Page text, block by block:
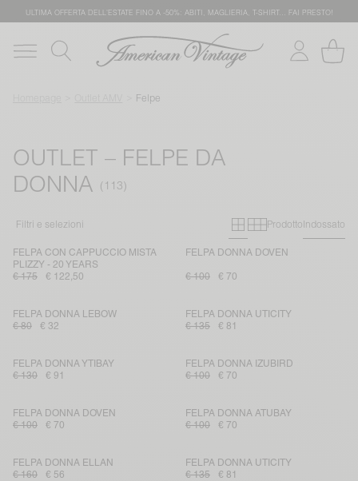
ULTIMA OFFERTA DELL'ESTATE FINO A -50%: ABITI, MAGLIERIA, T-SHIRT… FAI PRESTO!
Felpe
OUTLET – FELPE DA
DONNA
Filtri e selezioni Primary grid
Secondary
ProdottoIndossato
FELPA CON CAPPUCCIO MISTA
PLIZZY - 20 YEARS
€ 175
€ 122,50
FELPA DONNA DOVEN
€ 100 € 70
FELPA DONNA LEBOW
€ 80
€ 32
FELPA DONNA UTICITY
€ 135
€ 81
FELPA DONNA YTIBAY
€ 130
€ 91
FELPA DONNA IZUBIRD
€ 100
€ 70
FELPA DONNA DOVEN
€ 100
€ 70
FELPA DONNA ATUBAY
€ 100
€ 70
FELPA DONNA ELLAN
€ 160
€ 56
FELPA DONNA UTICITY
€ 135
€ 81